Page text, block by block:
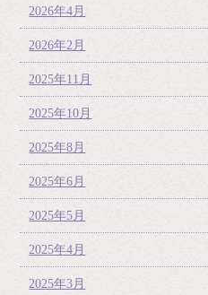
2026年4月
2026年2月
2025年11月
2025年10月
2025年8月
2025年6月
2025年5月
2025年4月
2025年3月